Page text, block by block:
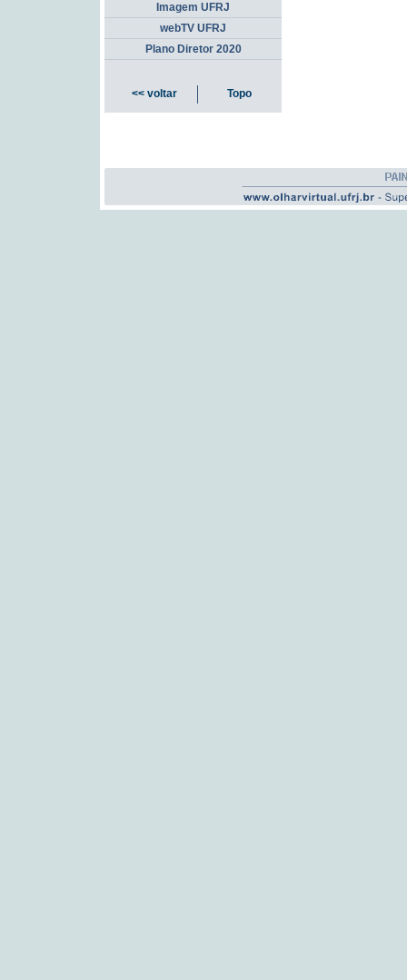
Imagem UFRJ
webTV UFRJ
Plano Diretor 2020
<< voltar Topo